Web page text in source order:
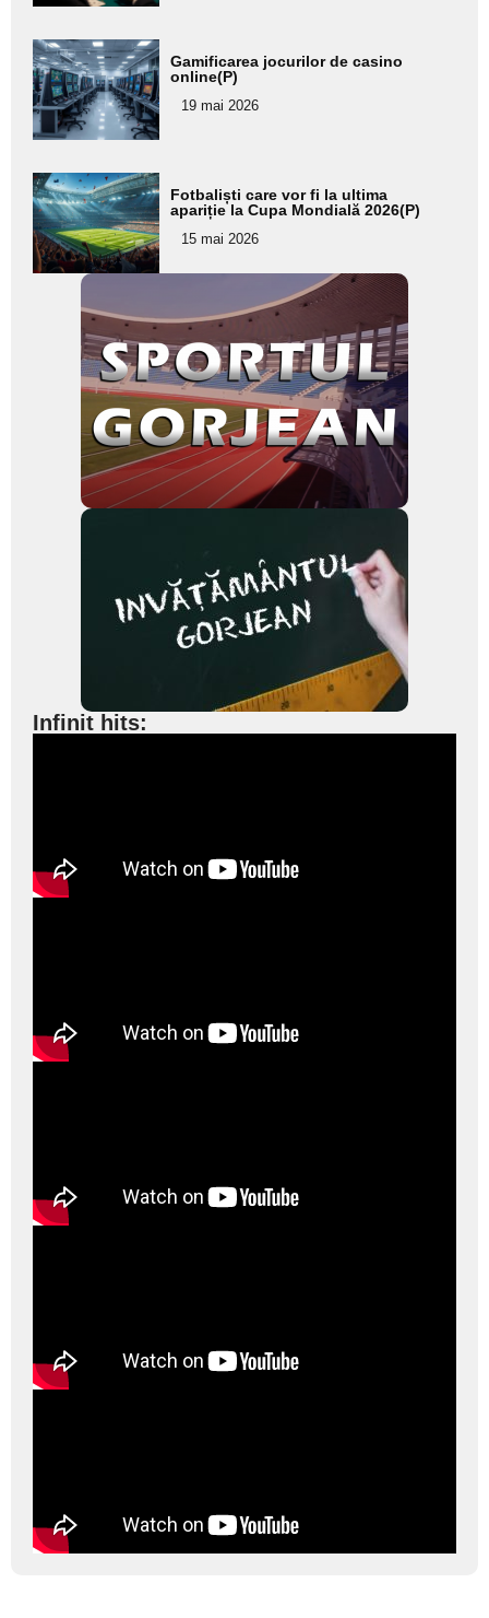
Adaugă
aici textul
pentru
subtitlu
Gamificarea jocurilor de casino
online(P)
19 mai 2026
Adaugă
aici textul
pentru
subtitlu
Fotbaliști care vor fi la ultima
apariție la Cupa Mondială 2026(P)
15 mai 2026
Infinit hits: